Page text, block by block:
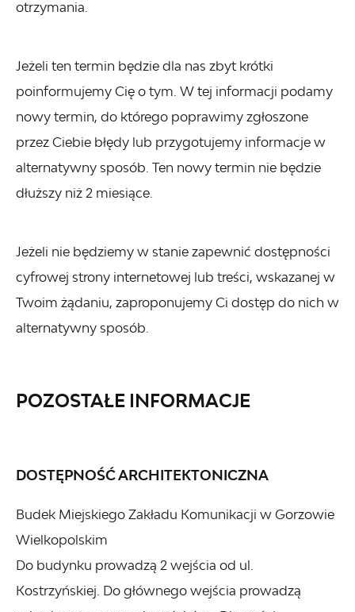
otrzymania.
Jeżeli ten termin będzie dla nas zbyt krótki
poinformujemy Cię o tym. W tej informacji podamy
nowy termin, do którego poprawimy zgłoszone
przez Ciebie błędy lub przygotujemy informacje w
alternatywny sposób. Ten nowy termin nie będzie
dłuższy niż 2 miesiące.
Jeżeli nie będziemy w stanie zapewnić dostępności
cyfrowej strony internetowej lub treści, wskazanej w
Twoim żądaniu, zaproponujemy Ci dostęp do nich w
alternatywny sposób.
POZOSTAŁE INFORMACJE
DOSTĘPNOŚĆ ARCHITEKTONICZNA
Budek Miejskiego Zakładu Komunikacji w Gorzowie
Wielkopolskim
Do budynku prowadzą 2 wejścia od ul.
Kostrzyńskiej. Do głównego wejścia prowadzą